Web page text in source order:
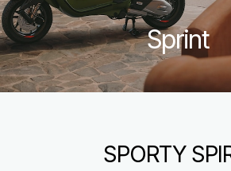
Sprint
SPORTY